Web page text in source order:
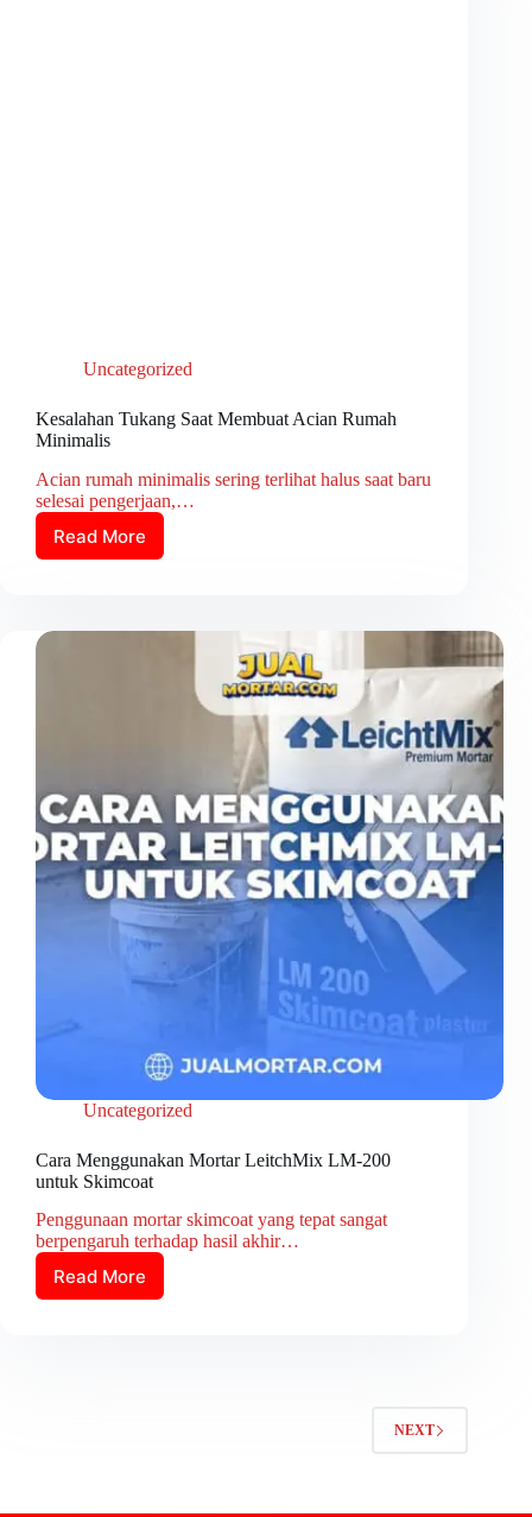
Uncategorized
Kesalahan Tukang Saat Membuat Acian Rumah
Minimalis
Acian rumah minimalis sering terlihat halus saat baru
selesai pengerjaan,…
Read More
Uncategorized
Cara Menggunakan Mortar LeitchMix LM-200
untuk Skimcoat
Penggunaan mortar skimcoat yang tepat sangat
berpengaruh terhadap hasil akhir…
Read More
NEXT